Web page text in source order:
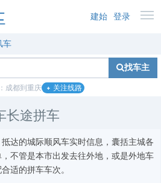
建始 登录
车
找车主
成都到重庆 关注线路
长途拼车
达的城际顺风车实时信息，囊括主城各
不管是本市出发去往外地，或是外地车
适的拼车车次。